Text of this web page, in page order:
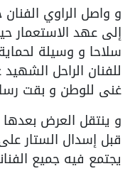
و واصل الراوي
إلى عهد الاستعمار
سلاحا و وسيلة
للفنان الراحل
غنى للوطن و بقت
و ينتقل العرض بعدها
قبل إسدال الستار
يجتمع فيه جميع